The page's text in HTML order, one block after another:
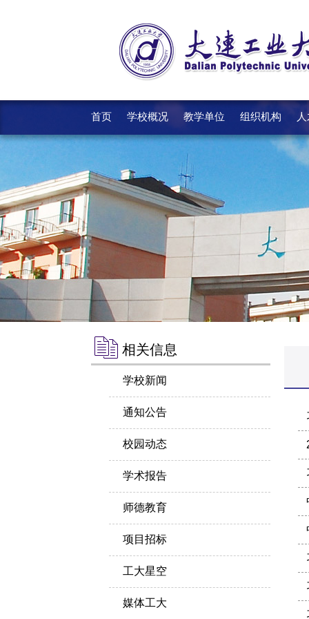
首页 学校概况 教学单位 组织机构
相关信息
学校新闻
通知公告
校园动态
学术报告
师德教育
项目招标
工大星空
媒体工大